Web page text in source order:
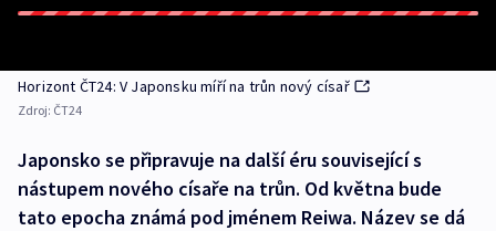
Horizont ČT24: V Japonsku míří na trůn nový císař
Zdroj: ČT24
Japonsko se připravuje na další éru související s
nástupem nového císaře na trůn. Od května bude
tato epocha známá pod jménem Reiwa. Název se dá